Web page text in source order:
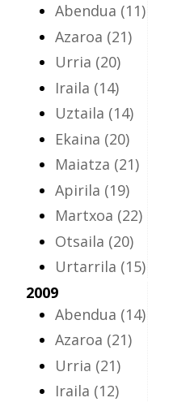
Abendua (11)
Azaroa (21)
Urria (20)
Iraila (14)
Uztaila (14)
Ekaina (20)
Maiatza (21)
Apirila (19)
Martxoa (22)
Otsaila (20)
Urtarrila (15)
2009
Abendua (14)
Azaroa (21)
Urria (21)
Iraila (12)